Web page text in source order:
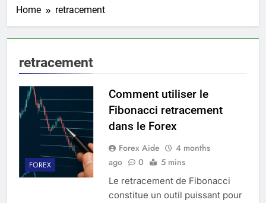
Home retracement
retracement
FOREX
Comment utiliser le
Fibonacci retracement
dans le Forex
Forex Aide
4 months
ago
0 5 mins
Le retracement de Fibonacci
constitue un outil puissant pour